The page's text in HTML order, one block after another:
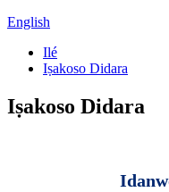
English
Ilé
Iṣakoso Didara
Iṣakoso Didara